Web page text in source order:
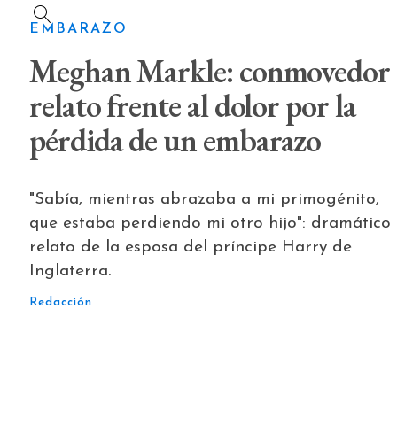
EMBARAZO
Meghan Markle: conmovedor
relato frente al dolor por la
pérdida de un embarazo
"Sabía, mientras abrazaba a mi primogénito,
que estaba perdiendo mi otro hijo": dramático
relato de la esposa del príncipe Harry de
Inglaterra.
Redacción